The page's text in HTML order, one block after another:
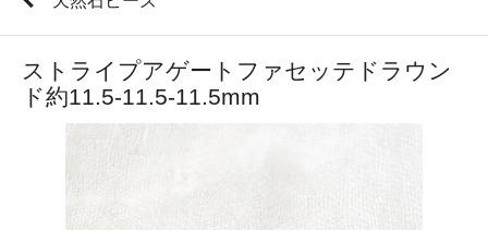
ストライプアゲートファセッテドラウン
ド約11.5-11.5-11.5mm